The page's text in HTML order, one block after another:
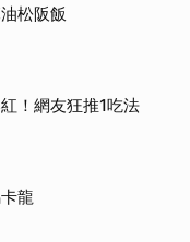
松阪飯
！網友狂推1吃法
龍